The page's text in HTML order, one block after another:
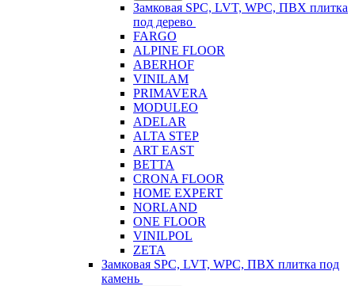
Замковая SPC, LVT, WPC, ПВХ плитка
под дерево
FARGO
ALPINE FLOOR
ABERHOF
VINILAM
PRIMAVERA
MODULEO
ADELAR
ALTA STEP
ART EAST
BETTA
CRONA FLOOR
HOME EXPERT
NORLAND
ONE FLOOR
VINILPOL
ZETA
Замковая SPC, LVT, WPC, ПВХ плитка под
камень